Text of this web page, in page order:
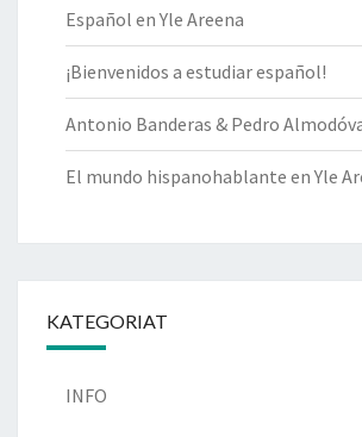
Español en Yle Areena
¡Bienvenidos a estudiar español!
Antonio Banderas & Pedro
El mundo hispanohablante en Yle
KATEGORIAT
INFO